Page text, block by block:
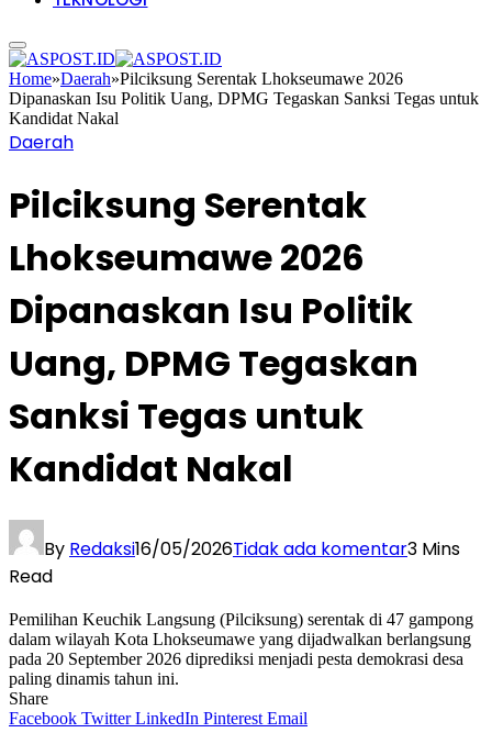
Home»Daerah»Pilciksung Serentak Lhokseumawe 2026
Dipanaskan Isu Politik Uang, DPMG Tegaskan Sanksi Tegas untuk
Kandidat Nakal
Daerah
Pilciksung Serentak
Lhokseumawe 2026
Dipanaskan Isu Politik
Uang, DPMG Tegaskan
Sanksi Tegas untuk
Kandidat Nakal
By Redaksi16/05/2026Tidak ada komentar3 Mins
Read
Pemilihan Keuchik Langsung (Pilciksung) serentak di 47 gampong
dalam wilayah Kota Lhokseumawe yang dijadwalkan berlangsung
pada 20 September 2026 diprediksi menjadi pesta demokrasi desa
paling dinamis tahun ini.
Share
Facebook Twitter LinkedIn Pinterest Email